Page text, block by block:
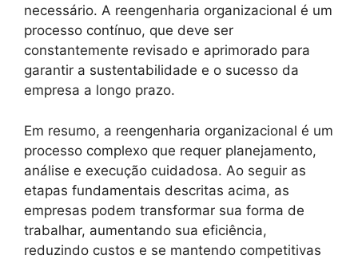
necessário. A reengenharia organizacional é um
processo contínuo, que deve ser
constantemente revisado e aprimorado para
garantir a sustentabilidade e o sucesso da
empresa a longo prazo.
Em resumo, a reengenharia organizacional é um
processo complexo que requer planejamento,
análise e execução cuidadosa. Ao seguir as
etapas fundamentais descritas acima, as
empresas podem transformar sua forma de
trabalhar, aumentando sua eficiência,
reduzindo custos e se mantendo competitivas